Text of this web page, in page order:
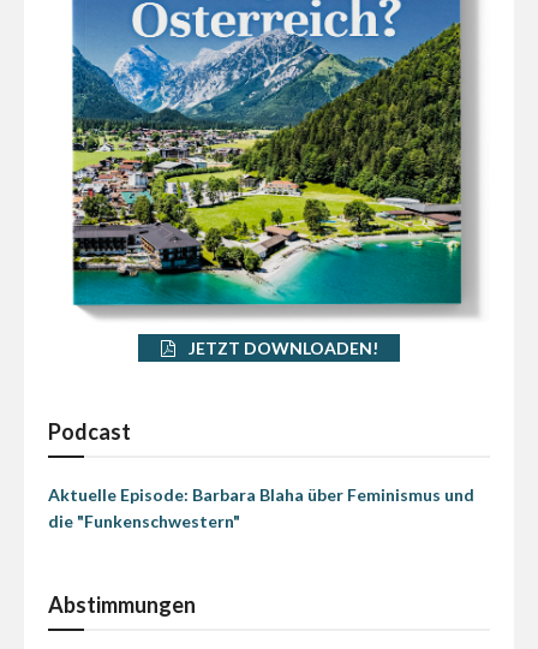
JETZT DOWNLOADEN!
Podcast
Aktuelle Episode: Barbara Blaha über Feminismus und
die "Funkenschwestern"
Abstimmungen